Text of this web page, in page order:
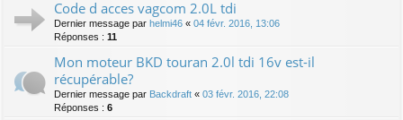
Code d acces vagcom 2.0L tdi
Dernier message par helmi46 « 04 févr. 2016, 13:06
Réponses : 11
Mon moteur BKD touran 2.0l tdi 16v est-il
récupérable?
Dernier message par Backdraft « 03 févr. 2016, 22:08
Réponses : 6